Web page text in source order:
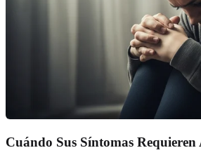
Cuándo Sus Síntomas